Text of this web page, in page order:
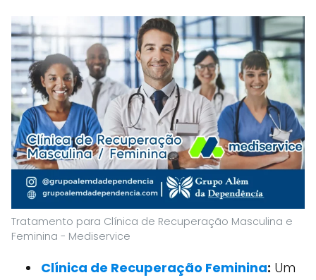
Tratamento para Clínica de Recuperação Masculina e
Feminina - Mediservice
Clínica de Recuperação Feminina: Um